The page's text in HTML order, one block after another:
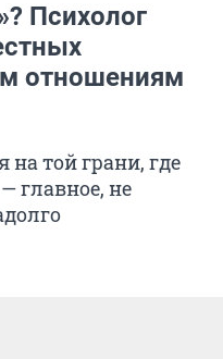
Психолог
отношениям
той грани, где
главное, не